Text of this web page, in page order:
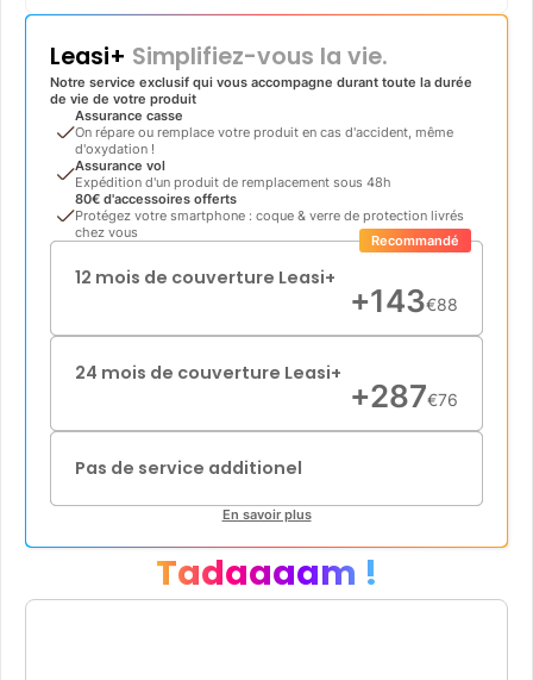
Leasi+ Simplifiez-vous la vie.
Notre service exclusif qui vous accompagne durant toute la durée
de vie de votre produit
Assurance casse
On répare ou remplace votre produit en cas d'accident, même
d'oxydation !
Assurance vol
Expédition d'un produit de remplacement sous 48h
80€ d'accessoires offerts
Protégez votre smartphone : coque & verre de protection livrés
chez vous
12 mois de couverture Leasi+
+143€88
Recommandé
24 mois de couverture Leasi+
+287€76
Pas de service additionel
En savoir plus
Tadaaaam !